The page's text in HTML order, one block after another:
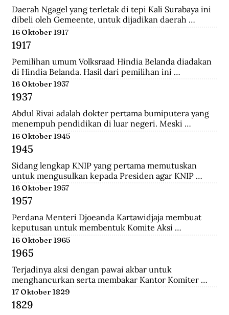
Daerah Ngagel yang terletak di tepi Kali Surabaya ini
dibeli oleh Gemeente, untuk dijadikan daerah
industri baru di Surabaya.
16 Oktober 1917
1917
Pemilihan umum Volksraad Hindia Belanda diadakan
di Hindia Belanda. Hasil dari pemilihan ini
memberikan kemenangan kepada Perkumpulan
Pembebasan Hindia Belanda yang mengalahkan Partai
Etika Kristen Protestan dan Partai Katolik Hindia.
16 Oktober 1937
1937
Abdul Rivai adalah dokter pertama bumiputera yang
menempuh pendidikan di luar negeri. Meski
menempuh pendidikan dokter, ia rajin menulis dan
mengantarkannya menjadi jurnalis. Ia pernah
mendirikan Pewarta Wolanda, sebuah surat kabar
bebahasa melayu yang ia terbitkan di Belanda.
16 Oktober 1945
1945
Sidang lengkap KNIP yang pertama memutuskan
untuk mengusulkan kepada Presiden agar KNIP
diberi hak legislatif selama MPR dan DPR belum
terbentuk.
16 Oktober 1957
1957
Perdana Menteri Djoeanda Kartawidjaja membuat
keputusan untuk membentuk Komite Aksi
Pembebasan Irian Barat di tiap penjuru Indonesia. Di
Jakarta telah berlangsung demonstrasi pemuda yang
diikuti oleh 100.000 orang untuk menuntut
pembebasan Irian Barat.
16 Oktober 1965
1965
Terjadinya aksi dengan pawai akbar untuk
menghancurkan serta membakar Kantor Komiter
Daerah Besar PKI di Jalan Pahlawan, Surabaya.
17 Oktober 1829
1829